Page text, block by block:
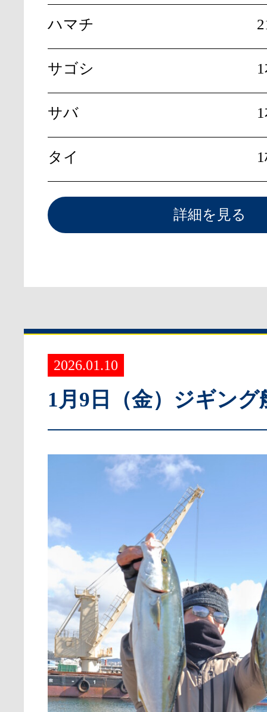
ハマチ
サゴシ
サバ
タイ
詳細を見る
2026.01.10
1月9日（金）ジギング